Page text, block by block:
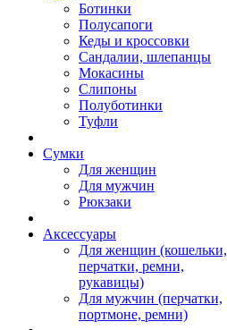
Ботинки
Полусапоги
Кеды и кроссовки
Сандалии, шлепанцы
Мокасины
Слипоны
Полуботинки
Туфли
Сумки
Для женщин
Для мужчин
Рюкзаки
Аксессуары
Для женщин (кошельки,
перчатки, ремни,
рукавицы)
Для мужчин (перчатки,
портмоне, ремни)